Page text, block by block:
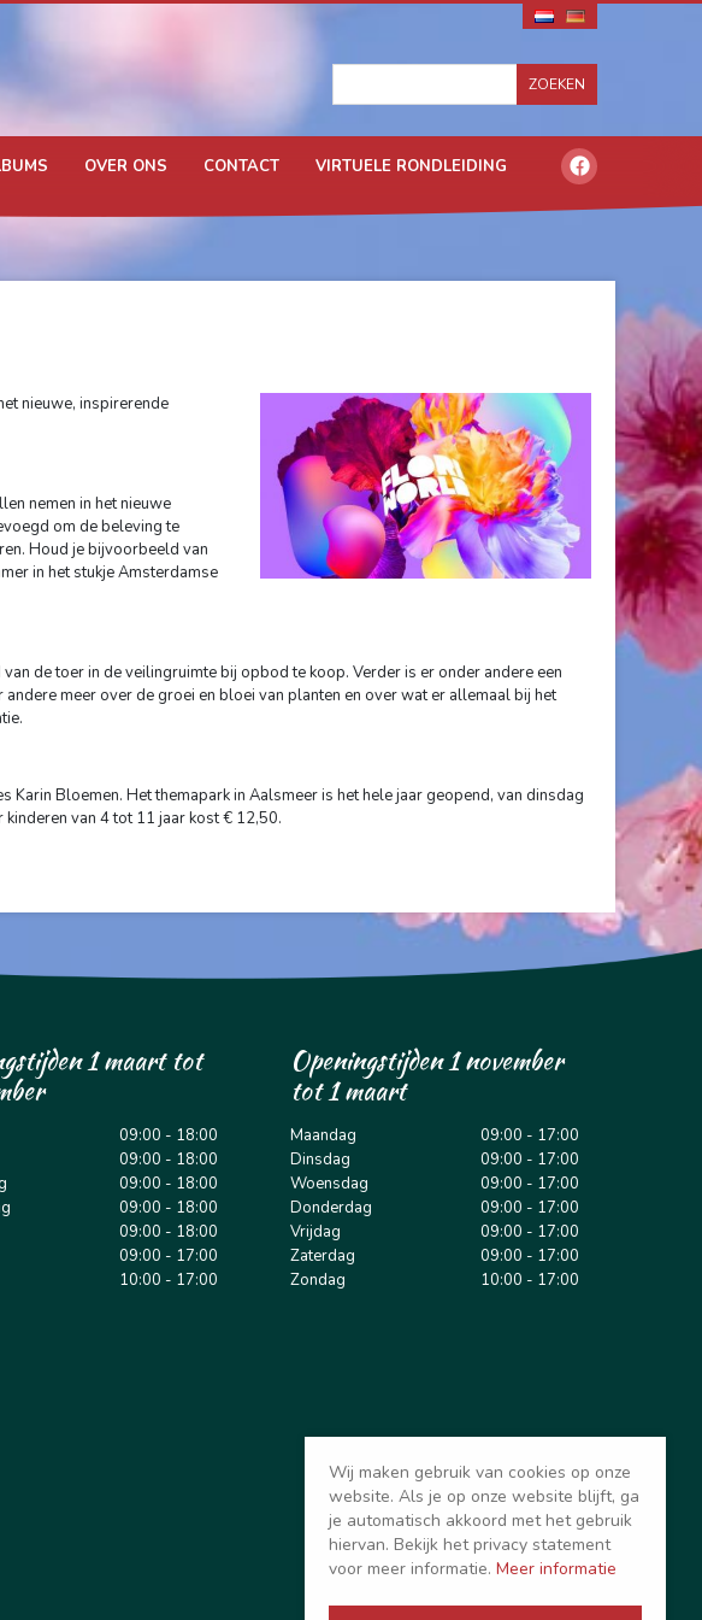
OVER ONS CONTACT VIRTUELE RONDLEIDING
nieuwe, inspirerende
nemen in het nieuwe
om de beleving te
Houd je bijvoorbeeld van
in het stukje Amsterdamse
de toer in de veilingruimte bij opbod te koop. Verder is er onder andere een
meer over de groei en bloei van planten en over wat er allemaal bij het
Bloemen. Het themapark in Aalsmeer is het hele jaar geopend, van dinsdag
van 4 tot 11 jaar kost € 12,50.
1 maart tot
09:00 - 18:00
09:00 - 18:00
09:00 - 18:00
09:00 - 18:00
09:00 - 18:00
09:00 - 17:00
10:00 - 17:00
Openingstijden 1 november
tot 1 maart
Maandag
09:00 - 17:00
Dinsdag
09:00 - 17:00
Woensdag
09:00 - 17:00
Donderdag
09:00 - 17:00
Vrijdag
09:00 - 17:00
Zaterdag
09:00 - 17:00
Zondag
10:00 - 17:00
Wij maken gebruik van cookies op onze
website. Als je op onze website blijft, ga
je automatisch akkoord met het gebruik
hiervan. Bekijk het privacy statement
voor meer informatie. Meer informatie